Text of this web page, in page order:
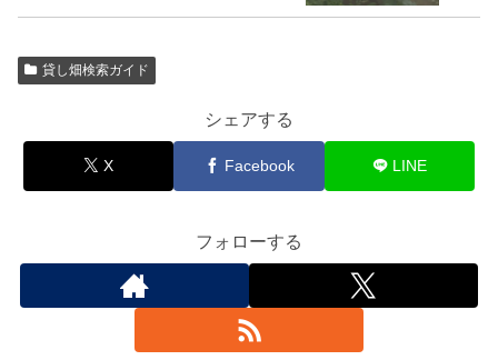
貸し畑検索ガイド
シェアする
X Facebook LINE
フォローする